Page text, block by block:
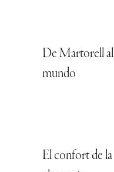
De Martorell al
mundo
El confort de la